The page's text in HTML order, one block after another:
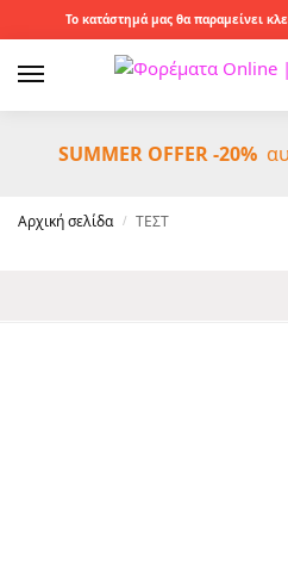
Το κατάστημά μας θα παραμείνει
SUMMER OFFER -20%
Αρχική σελίδα / ΤΕΣΤ